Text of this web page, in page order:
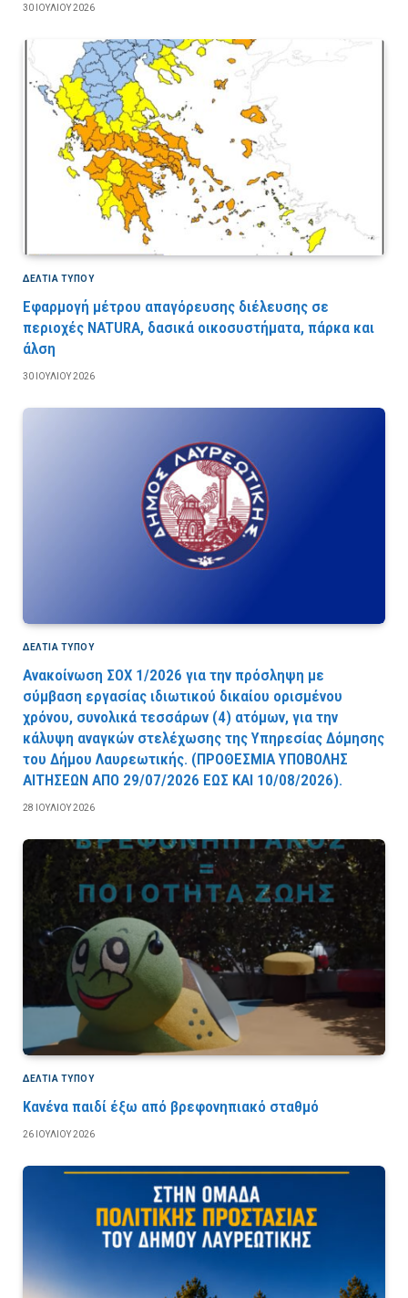
30 ΙΟΥΛΊΟΥ 2026
ΔΕΛΤΙΑ ΤΥΠΟΥ
Εφαρμογή μέτρου απαγόρευσης διέλευσης σε
περιοχές NATURA, δασικά οικοσυστήματα, πάρκα και
άλση
30 ΙΟΥΛΊΟΥ 2026
ΔΕΛΤΙΑ ΤΥΠΟΥ
Ανακοίνωση ΣΟΧ 1/2026 για την πρόσληψη με
σύμβαση εργασίας ιδιωτικού δικαίου ορισμένου
χρόνου, συνολικά τεσσάρων (4) ατόμων, για την
κάλυψη αναγκών στελέχωσης της Υπηρεσίας Δόμησης
του Δήμου Λαυρεωτικής. (ΠPOΘEΣMIA YΠOBOΛHΣ
AITHΣEΩN AΠO 29/07/2026 EΩΣ KAI 10/08/2026).
28 ΙΟΥΛΊΟΥ 2026
ΔΕΛΤΙΑ ΤΥΠΟΥ
Κανένα παιδί έξω από βρεφονηπιακό σταθμό
26 ΙΟΥΛΊΟΥ 2026